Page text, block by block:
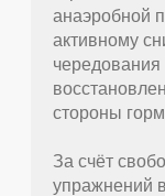
анаэробной
активному
стороны
За счёт
упражнений